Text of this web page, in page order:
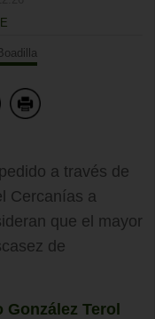
a través de
Cercanías a
que el mayor
de
González Terol